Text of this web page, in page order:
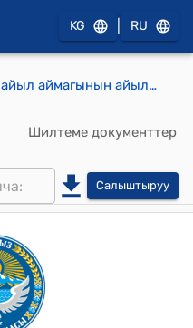
KG RU
Кызыл-Октябрь айыл аймагынын айылдык кеңешинин 2025-жылдын 4-октябры № 71 Кызыл-Октябрь айыл аймагынын “Ардактуу атуул” наамын берүү жөнүндө токтому
Шилтеме документтер
Салыштыруу